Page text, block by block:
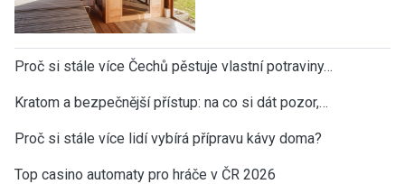
Proč si stále více Čechů pěstuje vlastní potraviny…
Kratom a bezpečnější přístup: na co si dát pozor,…
Proč si stále více lidí vybírá přípravu kávy doma?
Top casino automaty pro hráče v ČR 2026